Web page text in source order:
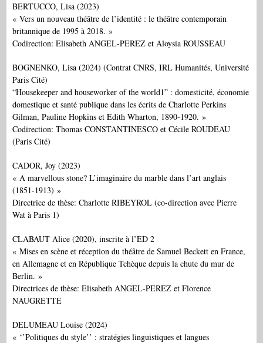
BERTUCCO, Lisa (2023)
« Vers un nouveau théâtre de l’identité : le théâtre contemporain
britannique de 1995 à 2018. »
Codirection: Elisabeth ANGEL-PEREZ et Aloysia ROUSSEAU
BOGNENKO, Lisa (2024) (Contrat CNRS, IRL Humanités, Université
Paris Cité)
“Housekeeper and houseworker of the world1” : domesticité, économie
domestique et santé publique dans les écrits de Charlotte Perkins
Gilman, Pauline Hopkins et Edith Wharton, 1890-1920. »
Codirection: Thomas CONSTANTINESCO et Cécile ROUDEAU
(Paris Cité)
CADOR, Joy (2023)
« A marvellous stone? L’imaginaire du marble dans l’art anglais
(1851-1913) »
Directrice de thèse: Charlotte RIBEYROL (co-direction avec Pierre
Wat à Paris 1)
CLABAUT Alice (2020), inscrite à l’ED 2
« Mises en scène et réception du théâtre de Samuel Beckett en France,
en Allemagne et en République Tchèque depuis la chute du mur de
Berlin. »
Directrices de thèse: Elisabeth ANGEL-PEREZ et Florence
NAUGRETTE
DELUMEAU Louise (2024)
« ‘’Politiques du style’’ : stratégies linguistiques et langues